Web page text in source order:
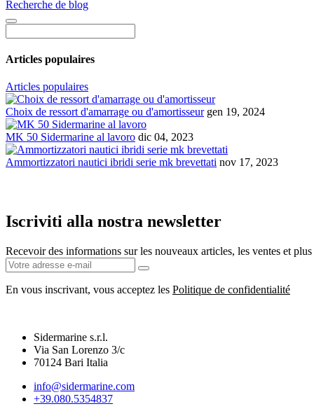
Recherche de blog
Articles populaires
Articles populaires
Choix de ressort d'amarrage ou d'amortisseur gen 19, 2024
MK 50 Sidermarine al lavoro dic 04, 2023
Ammortizzatori nautici ibridi serie mk brevettati nov 17, 2023
Iscriviti alla nostra newsletter
Recevoir des informations sur les nouveaux articles, les ventes et
En vous inscrivant, vous acceptez les Politique de confidentialité
Sidermarine s.r.l.
Via San Lorenzo 3/c
70124 Bari Italia
info@sidermarine.com
+39.080.5354837